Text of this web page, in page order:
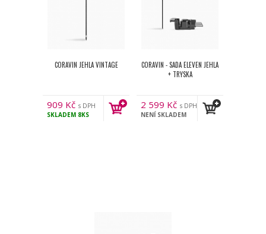
CORAVIN JEHLA VINTAGE
909 Kč s DPH
SKLADEM 8KS
CORAVIN - SADA ELEVEN JEHLA
+ TRYSKA
2 599 Kč s DPH
NENÍ SKLADEM